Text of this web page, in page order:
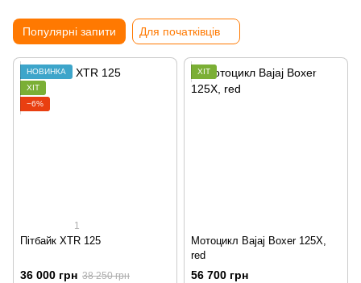
Популярні запити Для початківців
НОВИНКА
ХІТ
−6%
1
Пітбайк XTR 125
36 000 грн 38 250 грн
ХІТ
Мотоцикл Bajaj Boxer 125X,
red
56 700 грн